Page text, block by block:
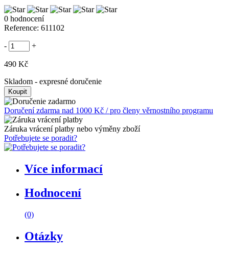
0 hodnocení
Reference: 611102
- +
490 Kč
Skladom - expresné doručenie
Doručení zdarma nad 1000 Kč / pro členy věrnostního programu
Záruka vrácení platby nebo výměny zboží
Potřebujete se poradit?
Více informací
Hodnocení
(0)
Otázky